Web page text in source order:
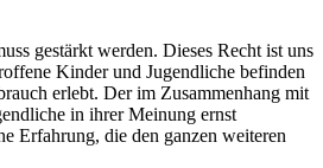
gestärkt werden. Dieses Recht ist uns
Kinder und Jugendliche befinden
erlebt. Der im Zusammenhang mit
in ihrer Meinung ernst
Erfahrung, die den ganzen weiteren